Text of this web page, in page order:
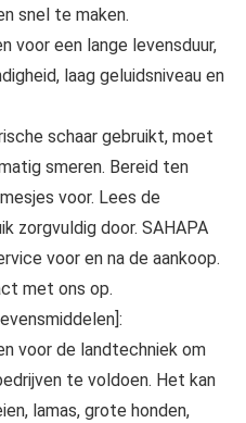
snel te maken.
voor een lange levensduur,
laag geluidsniveau en
schaar gebruikt, moet
smeren. Bereid ten
voor. Lees de
zorgvuldig door. SAHAPA
voor en na de aankoop.
met ons op.
voor de landtechniek om
te voldoen. Het kan
lamas, grote honden,